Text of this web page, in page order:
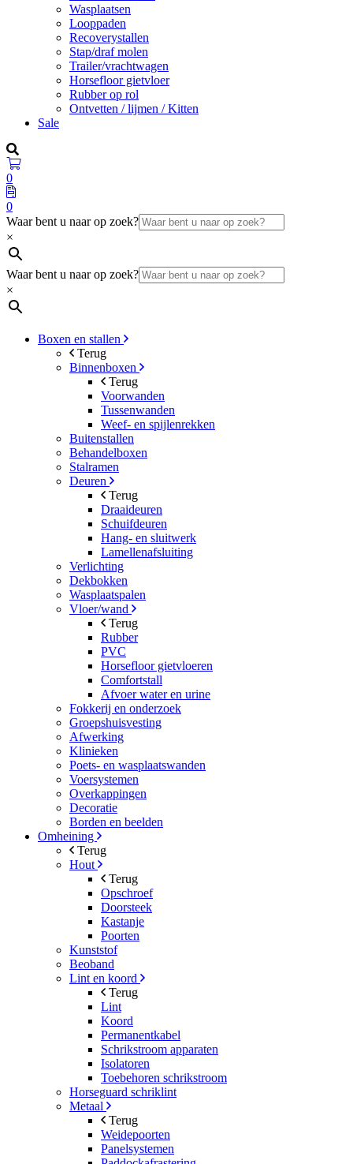
Wasplaatsen
Looppaden
Recoverystallen
Stap/draf molen
Trailer/vrachtwagen
Horsefloor gietvloer
Rubber op rol
Ontvetten / lijmen / Kitten
Sale
0
0
Waar bent u naar op zoek?
×
Waar bent u naar op zoek?
×
Boxen en stallen
Terug
Binnenboxen
Terug
Voorwanden
Tussenwanden
Weef- en spijlenrekken
Buitenstallen
Behandelboxen
Stalramen
Deuren
Terug
Draaideuren
Schuifdeuren
Hang- en sluitwerk
Lamellenafsluiting
Verlichting
Dekbokken
Wasplaatspalen
Vloer/wand
Terug
Rubber
PVC
Horsefloor gietvloeren
Comfortstall
Afvoer water en urine
Fokkerij en onderzoek
Groepshuisvesting
Afwerking
Klinieken
Poets- en wasplaatswanden
Voersystemen
Overkappingen
Decoratie
Borden en beelden
Omheining
Terug
Hout
Terug
Opschroef
Doorsteek
Kastanje
Poorten
Kunststof
Beoband
Lint en koord
Terug
Lint
Koord
Permanentkabel
Schrikstroom apparaten
Isolatoren
Toebehoren schrikstroom
Horseguard schriklint
Metaal
Terug
Weidepoorten
Panelsystemen